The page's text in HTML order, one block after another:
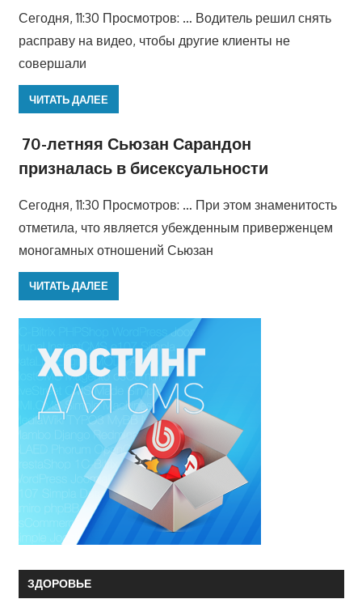
Сегодня, 11:30 Просмотров: … Водитель решил снять
расправу на видео, чтобы другие клиенты не
совершали
ЧИТАТЬ ДАЛЕЕ
70-летняя Сьюзан Сарандон
призналась в бисексуальности
Сегодня, 11:30 Просмотров: … При этом знаменитость
отметила, что является убежденным приверженцем
моногамных отношений Сьюзан
ЧИТАТЬ ДАЛЕЕ
ЗДОРОВЬЕ